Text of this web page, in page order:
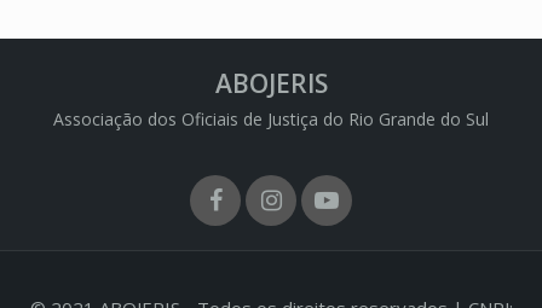
ABOJERIS
Associação dos Oficiais de Justiça do Rio Grande do Sul
FacebookInstagram
Youtube